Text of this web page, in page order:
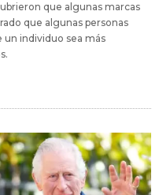
que algunas marcas
que algunas personas
un individuo sea más